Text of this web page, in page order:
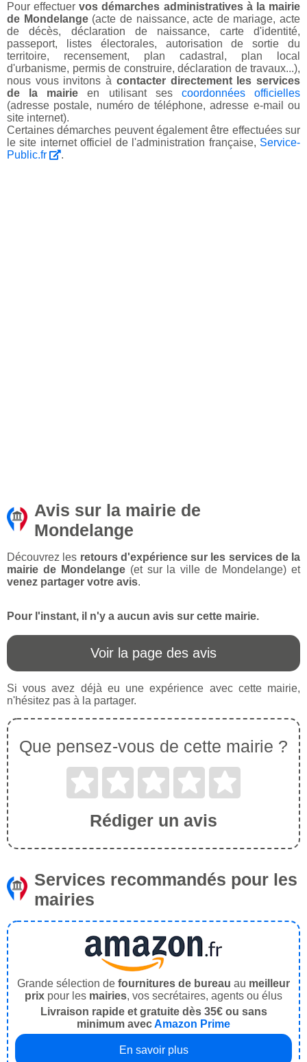
Pour effectuervos démarches administratives à la mairie
de Mondelange(acte de naissance, acte de mariage, acte
de décès, déclaration de naissance, carte d'identité,
passeport, listes électorales, autorisation de sortie du
territoire, recensement, plan cadastral, plan local
d'urbanisme, permis de construire, déclaration de travaux...),
nous vous invitons à contacter directement les services
de la mairie en utilisant ses coordonnées officielles
(adresse postale, numéro de téléphone, adresse e-mail ou
site internet).
Certaines démarches peuvent également être effectuées sur
le site internet officiel de l'administration française, Service-
Public.fr
.
Avis sur la mairie de
Mondelange
Découvrez les retours d'expérience sur les services de la
mairie de Mondelange(et sur la ville de Mondelange) et
venez partager votre avis.
Pour l'instant, il n'y a aucun avis sur cette mairie.
Voir la page des avis
Si vous avez déjà eu une expérience avec cette mairie,
n'hésitez pas à la partager.
Que pensez-vous de cette mairie ?
Rédiger un avis
Services recommandés pour les
mairies
Grande sélection de fournitures de bureau au meilleur
prix pour les mairies, vos secrétaires, agents ou élus
Livraison rapide et gratuite dès 35€ ou sans
minimum avecAmazon Prime
En savoir plus